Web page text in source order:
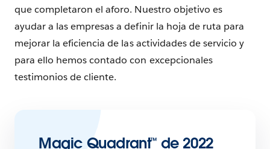
que completaron el aforo. Nuestro objetivo es
ayudar a las empresas a definir la hoja de ruta para
mejorar la eficiencia de las actividades de servicio y
para ello hemos contado con excepcionales
testimonios de cliente.
Magic Quadrant™ de 2022